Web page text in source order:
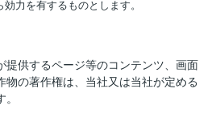
力を有するものとします。
提供するページ等のコンテンツ、画面
物の著作権は、当社又は当社が定める